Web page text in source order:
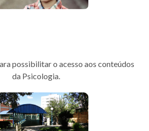
possibilitar o acesso aos conteúdos
da Psicologia.